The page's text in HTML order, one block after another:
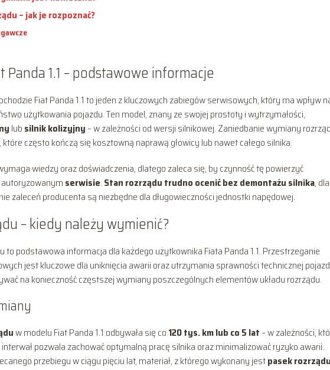
– jak je rozpoznać?
1.1 – podstawowe informacje
Fiat Panda 1.1 to jeden z kluczowych zabiegów serwisowych, który ma wpływ
użytkowania pojazdu. Ten model, znany ze swojej prostoty i wytrzymałości,
lub silnik kolizyjny – w zależności od wersji silnikowej. Zaniedbanie wymiany
często kończą się kosztowną naprawą głowicy lub nawet całego silnika.
wiedzy oraz doświadczenia, dlatego zaleca się, by czynność tę powierzyć
serwisie. Stan rozrządu trudno ocenić bez demontażu silnika,
zaleceń producenta są niezbędne dla długowieczności jednostki napędowej.
– kiedy należy wymienić?
to podstawowa informacja dla każdego użytkownika Fiata Panda 1.1. Przestrzeganie
jest kluczowe dla uniknięcia awarii oraz utrzymania sprawności technicznej
na konieczność częstszej wymiany poszczególnych elementów układu rozrządu.
w modelu Fiat Panda 1.1 odbywała się co 120 tys. km lub co 5 lat – w zależności,
pozwala zachować optymalną pracę silnika oraz minimalizować ryzyko awarii.
przebiegu w ciągu pięciu lat, materiał, z którego wykonany jestpasek rozrządu